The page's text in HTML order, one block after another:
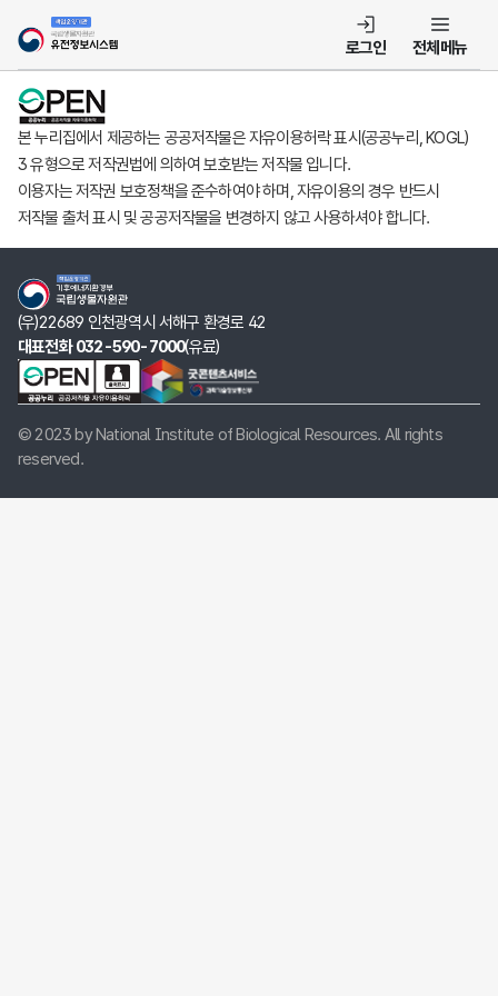
로그인 전체메뉴
본 누리집에서 제공하는 공공저작물은 자유이용허락 표시(공공누리, KOGL)
3 유형으로 저작권법에 의하여 보호받는 저작물 입니다.
이용자는 저작권 보호정책을 준수하여야 하며, 자유이용의 경우 반드시
저작물 출처 표시 및 공공저작물을 변경하지 않고 사용하셔야 합니다.
(우)22689 인천광역시 서해구 환경로 42
대표전화 032-590-7000(유료)
© 2023 by National Institute of Biological Resources. All rights
reserved.